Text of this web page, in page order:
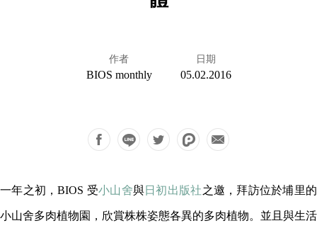
作者
BIOS monthly
日期
05.02.2016
一年之初，BIOS 受小山舍與日初出版社之邀，拜訪位於埔里的
小山舍多肉植物園，欣賞株株姿態各異的多肉植物。並且與生活